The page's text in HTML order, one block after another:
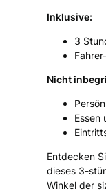
Inklusive:
3
Nicht
Essen
Entdecken
dieses 3-
Winkel der